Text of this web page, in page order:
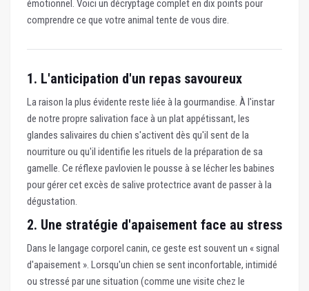
émotionnel. Voici un décryptage complet en dix points pour
comprendre ce que votre animal tente de vous dire.
1. L'anticipation d'un repas savoureux
La raison la plus évidente reste liée à la gourmandise. À l'instar
de notre propre salivation face à un plat appétissant, les
glandes salivaires du chien s'activent dès qu'il sent de la
nourriture ou qu'il identifie les rituels de la préparation de sa
gamelle. Ce réflexe pavlovien le pousse à se lécher les babines
pour gérer cet excès de salive protectrice avant de passer à la
dégustation.
2. Une stratégie d'apaisement face au stress
Dans le langage corporel canin, ce geste est souvent un « signal
d'apaisement ». Lorsqu'un chien se sent inconfortable, intimidé
ou stressé par une situation (comme une visite chez le